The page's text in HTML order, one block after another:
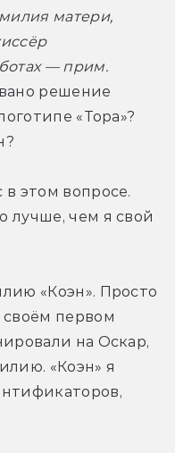
матери,
— прим.
решение
«Тора»?
этом вопросе.
лучше, чем я свой
«Коэн». Просто
своём первом
на Оскар,
«Коэн» я